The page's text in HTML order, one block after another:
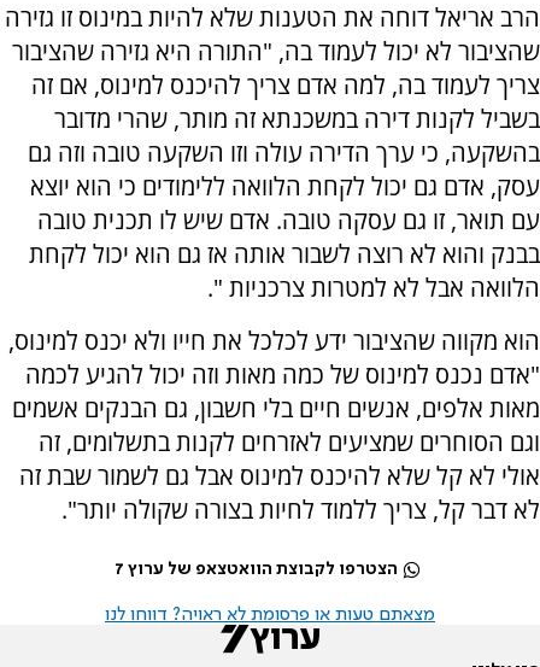
הרב אריאל דוחה את הטענות שלא להיות במינוס זו גזירה
שהציבור לא יכול לעמוד בה, "התורה היא גזירה שהציבור
צריך לעמוד בה, למה אדם צריך להיכנס למינוס, אם זה
בשביל לקנות דירה במשכנתא זה מותר, שהרי מדובר
בהשקעה, כי ערך הדירה עולה וזו השקעה טובה וזה גם
עסק, אדם גם יכול לקחת הלוואה ללימודים כי הוא יוצא
עם תואר, זו גם עסקה טובה. אדם שיש לו תכנית טובה
בבנק והוא לא רוצה לשבור אותה אז גם הוא יכול לקחת
הלוואה אבל לא למטרות צרכניות ".
הוא מקווה שהציבור ידע לכלכל את חייו ולא יכנס למינוס,
"אדם נכנס למינוס של כמה מאות וזה יכול להגיע לכמה
מאות אלפים, אנשים חיים בלי חשבון, גם הבנקים אשמים
וגם הסוחרים שמציעים לאזרחים לקנות בתשלומים, זה
אולי לא קל שלא להיכנס למינוס אבל גם לשמור שבת זה
לא דבר קל, צריך ללמוד לחיות בצורה שקולה יותר".
הצטרפו לקבוצת הוואטצאפ של ערוץ 7
מצאתם טעות או פרסומת לא ראויה? דווחו לנו